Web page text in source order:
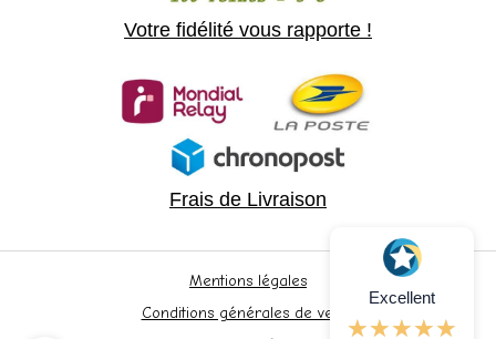
Votre fidélité vous rapporte !
Frais de Livraison
Mentions légales
Conditions générales de vente
Excellent